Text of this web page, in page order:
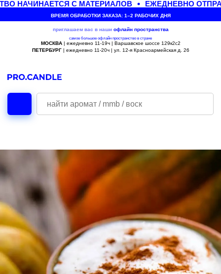
НАЧИНАЕТСЯ С МАТЕРИАЛОВ ЕЖЕДНЕВНО
ВРЕМЯ ОБРАБОТКИ ЗАКАЗА: 1–2 РАБОЧИХ ДНЯ
приглашаем вас в наши офлайн пространства
самое большое офлайн пространство в стране
МОСКВА| ежедневно 11-19ч | Варшавское шоссе 129к2с2
ПЕТЕРБУРГ| ежедневно 11-20ч | ул. 12-я Красноармейская д. 26